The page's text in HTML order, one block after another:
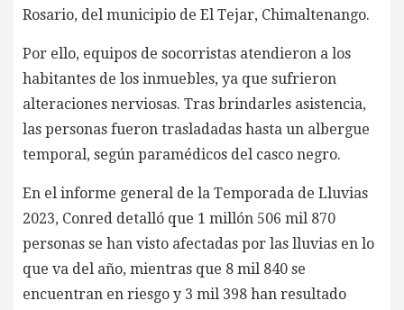
Rosario, del municipio de El Tejar, Chimaltenango.
Por ello, equipos de socorristas atendieron a los
habitantes de los inmuebles, ya que sufrieron
alteraciones nerviosas. Tras brindarles asistencia,
las personas fueron trasladadas hasta un albergue
temporal, según paramédicos del casco negro.
En el informe general de la Temporada de Lluvias
2023, Conred detalló que 1 millón 506 mil 870
personas se han visto afectadas por las lluvias en lo
que va del año, mientras que 8 mil 840 se
encuentran en riesgo y 3 mil 398 han resultado